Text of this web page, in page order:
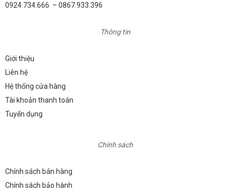
0924.734.666 – 0867.933.396
Thông tin
Giới thiệu
Liên hệ
Hệ thống cửa hàng
Tài khoản thanh toán
Tuyển dụng
Chính sách
Chính sách bán hàng
Chính sách bảo hành